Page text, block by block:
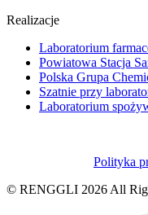
Realizacje
Laboratorium
Powiatowa Stacja
Polska Grupa
Szatnie przy
Laboratorium
Polityka
© RENGGLI 2026 All